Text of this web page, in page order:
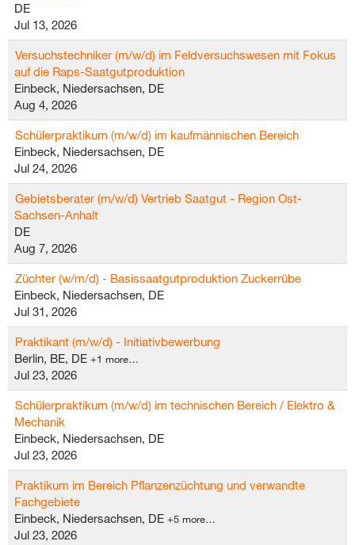
DE
Jul 13, 2026
Versuchstechniker (m/w/d) im Feldversuchswesen mit Fokus
auf die Raps-Saatgutproduktion
Einbeck, Niedersachsen, DE
Aug 4, 2026
Schülerpraktikum (m/w/d) im kaufmännischen Bereich
Einbeck, Niedersachsen, DE
Jul 24, 2026
Gebietsberater (m/w/d) Vertrieb Saatgut - Region Ost-
Sachsen-Anhalt
DE
Aug 7, 2026
Züchter (w/m/d) - Basissaatgutproduktion Zuckerrübe
Einbeck, Niedersachsen, DE
Jul 31, 2026
Praktikant (m/w/d) - Initiativbewerbung
Berlin, BE, DE +1 more…
Jul 23, 2026
Schülerpraktikum (m/w/d) im technischen Bereich / Elektro &
Mechanik
Einbeck, Niedersachsen, DE
Jul 23, 2026
Praktikum im Bereich Pflanzenzüchtung und verwandte
Fachgebiete
Einbeck, Niedersachsen, DE +5 more…
Jul 23, 2026